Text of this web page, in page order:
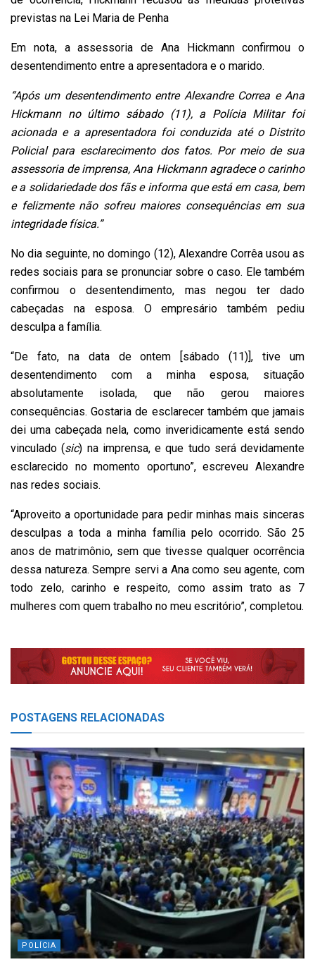
previstas na Lei Maria de Penha
Em nota, a assessoria de Ana Hickmann confirmou o
desentendimento entre a apresentadora e o marido.
“Após um desentendimento entre Alexandre Correa e Ana
Hickmann no último sábado (11), a Polícia Militar foi
acionada e a apresentadora foi conduzida até o Distrito
Policial para esclarecimento dos fatos. Por meio de sua
assessoria de imprensa, Ana Hickmann agradece o carinho
e a solidariedade dos fãs e informa que está em casa, bem
e felizmente não sofreu maiores consequências em sua
integridade física.”
No dia seguinte, no domingo (12), Alexandre Corrêa usou as
redes sociais para se pronunciar sobre o caso. Ele também
confirmou o desentendimento, mas negou ter dado
cabeçadas na esposa. O empresário também pediu
desculpa a família.
“De fato, na data de ontem [sábado (11)], tive um
desentendimento com a minha esposa, situação
absolutamente isolada, que não gerou maiores
consequências. Gostaria de esclarecer também que jamais
dei uma cabeçada nela, como inveridicamente está sendo
vinculado (sic) na imprensa, e que tudo será devidamente
esclarecido no momento oportuno”, escreveu Alexandre
nas redes sociais.
“Aproveito a oportunidade para pedir minhas mais sinceras
desculpas a toda a minha família pelo ocorrido. São 25
anos de matrimônio, sem que tivesse qualquer ocorrência
dessa natureza. Sempre servi a Ana como seu agente, com
todo zelo, carinho e respeito, como assim trato as 7
mulheres com quem trabalho no meu escritório”, completou.
POSTAGENS RELACIONADAS
POLÍCIA